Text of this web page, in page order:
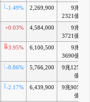
-1.49% 2,269,900
9兆
2321億
+0.03% 4,584,000
9兆
3721億
+3.95% 6,100,500
9兆
3690億
-0.86% 5,766,200
9兆125
億
-2.17% 6,439,900
9兆905
億